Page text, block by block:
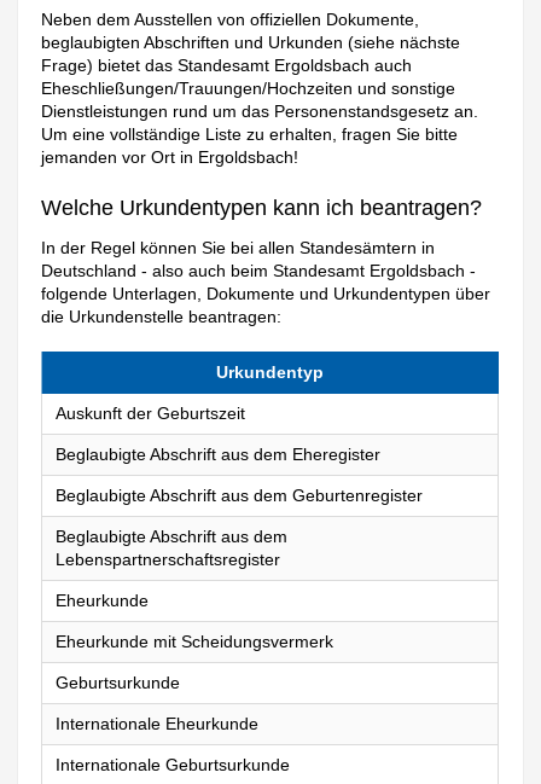
Neben dem Ausstellen von offiziellen Dokumente,
beglaubigten Abschriften und Urkunden (siehe nächste
Frage) bietet das Standesamt Ergoldsbach auch
Eheschließungen/Trauungen/Hochzeiten und sonstige
Dienstleistungen rund um das Personenstandsgesetz an.
Um eine vollständige Liste zu erhalten, fragen Sie bitte
jemanden vor Ort in Ergoldsbach!
Welche Urkundentypen kann ich beantragen?
In der Regel können Sie bei allen Standesämtern in
Deutschland - also auch beim Standesamt Ergoldsbach -
folgende Unterlagen, Dokumente und Urkundentypen über
die Urkundenstelle beantragen:
Urkundentyp
Auskunft der Geburtszeit
Beglaubigte Abschrift aus dem Eheregister
Beglaubigte Abschrift aus dem Geburtenregister
Beglaubigte Abschrift aus dem
Lebenspartnerschaftsregister
Eheurkunde
Eheurkunde mit Scheidungsvermerk
Geburtsurkunde
Internationale Eheurkunde
Internationale Geburtsurkunde